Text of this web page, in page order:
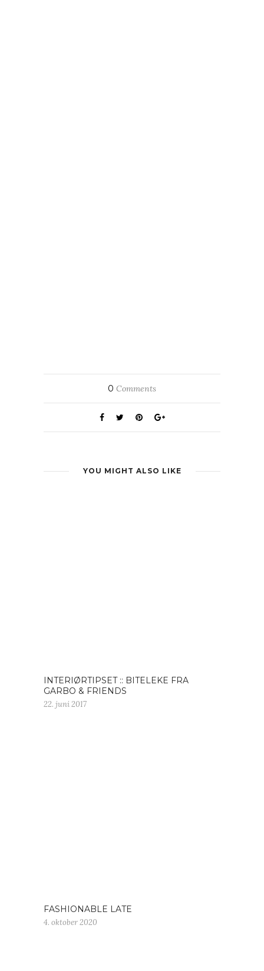
0 Comments
YOU MIGHT ALSO LIKE
INTERIØRTIPSET :: BITELEKE FRA
GARBO & FRIENDS
22. juni 2017
FASHIONABLE LATE
4. oktober 2020